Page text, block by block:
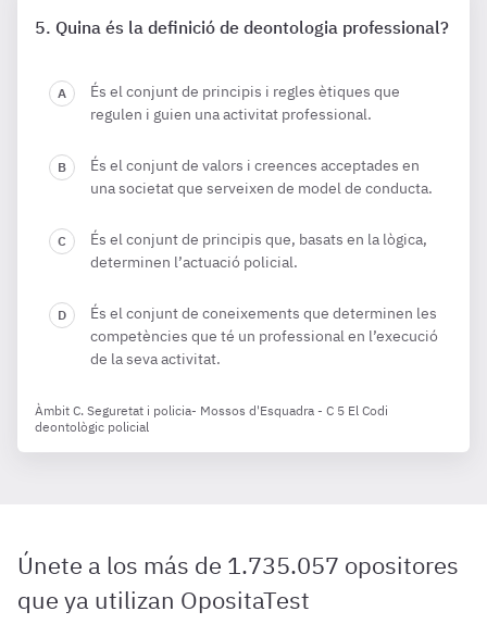
Quina és la definició de deontologia professional?
És el conjunt de principis i regles ètiques que
regulen i guien una activitat professional.
És el conjunt de valors i creences acceptades en
una societat que serveixen de model de conducta.
És el conjunt de principis que, basats en la lògica,
determinen l’actuació policial.
És el conjunt de coneixements que determinen les
competències que té un professional en l’execució
de la seva activitat.
Àmbit C. Seguretat i policia- Mossos d'Esquadra - C 5 El Codi
deontològic policial
Únete a los más de 1.735.057 opositores
que ya utilizan OpositaTest